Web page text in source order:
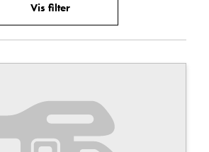
Martin Sunde
Vis telefon
Vis epost
Vis filter
Til
Til